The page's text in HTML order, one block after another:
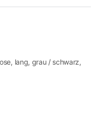
lang, grau / schwarz,